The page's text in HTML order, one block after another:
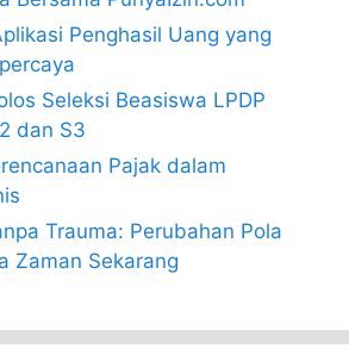
Penghasil Uang yang
Seleksi Beasiswa LPDP
dan S3
Pajak dalam
Trauma: Perubahan Pola
Zaman Sekarang